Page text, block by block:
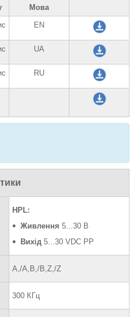
Мова
EN
UA
RU
HPL:
Живлення 5...30 В
Вихід 5...30 VDC PP
A,/A,B,/B,Z,/Z
300 КГц